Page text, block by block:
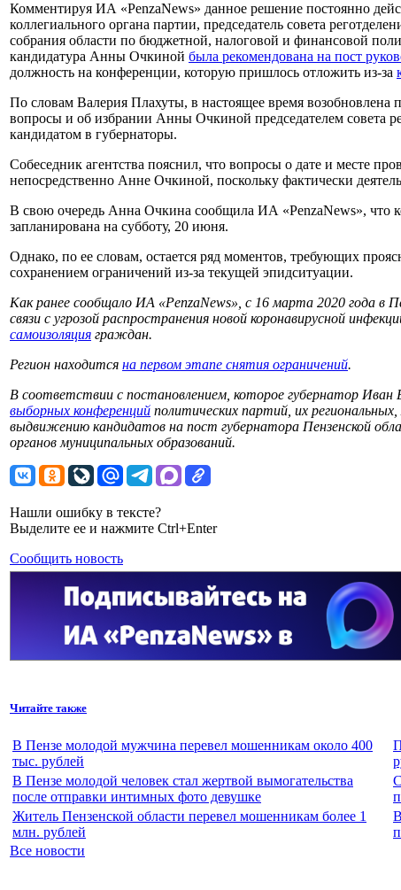
Комментируя ИА «PenzaNews» данное решение постоянно
коллегиального органа партии, председатель совета
собрания области по бюджетной, налоговой и финансовой
кандидатура Анны Очкиной была рекомендована на пост
должность на конференции, которую пришлось отложить из-за
По словам Валерия Плахуты, в настоящее время возобновлена
вопросы и об избрании Анны Очкиной председателем совета
кандидатом в губернаторы.
Собеседник агентства пояснил, что вопросы о дате и месте
непосредственно Анне Очкиной, поскольку фактически
В свою очередь Анна Очкина сообщила ИА «PenzaNews», что
запланирована на субботу, 20 июня.
Однако, по ее словам, остается ряд моментов, требующих
сохранением ограничений из-за текущей эпидситуации.
Как ранее сообщало ИА «PenzaNews», с 16 марта 2020 года в
связи с угрозой распространения новой коронавирусной
самоизоляция граждан.
Регион находится на первом этапе снятия ограничений.
В соответствии с постановлением, которое губернатор Иван
выборных конференций политических партий, их
выдвижению кандидатов на пост губернатора Пензенской
органов муниципальных образований.
Нашли ошибку в тексте?
Выделите ее и нажмите Ctrl+Enter
Сообщить новость
Читайте также
В Пензе молодой мужчина перевел мошенникам около 400
тыс. рублей
В Пензе молодой человек стал жертвой вымогательства
после отправки интимных фото девушке
Житель Пензенской области перевел мошенникам более 1
млн. рублей
Все новости